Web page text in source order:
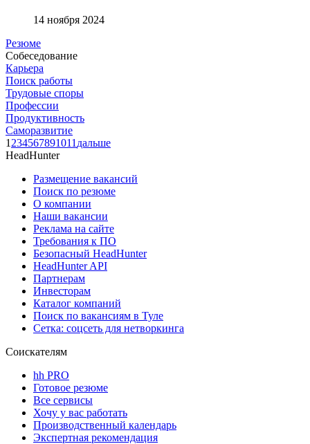
14 ноября 2024
Резюме
Собеседование
Карьера
Поиск работы
Трудовые споры
Профессии
Продуктивность
Саморазвитие
1 234567891011 дальше
HeadHunter
Размещение вакансий
Поиск по резюме
О компании
Наши вакансии
Реклама на сайте
Требования к ПО
Безопасный HeadHunter
HeadHunter API
Партнерам
Инвесторам
Каталог компаний
Поиск по вакансиям в Туле
Сетка: соцсеть для нетворкинга
Соискателям
hh PRO
Готовое резюме
Все сервисы
Хочу у вас работать
Производственный календарь
Экспертная рекомендация